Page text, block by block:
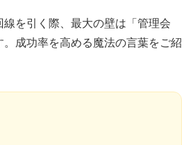
を引く際、最大の壁は「管理会
成功率を高める魔法の言葉をご紹